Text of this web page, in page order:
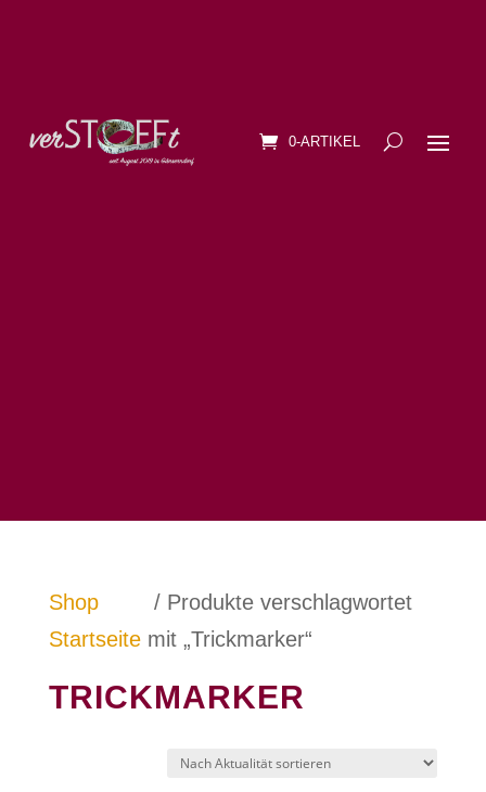
0-ARTIKEL
Shop
Startseite
/ Produkte verschlagwortet
mit „Trickmarker“
TRICKMARKER